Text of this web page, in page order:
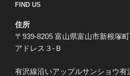
FIND US
住所
〒939-8205 富山県富山市新根塚
アドレス３-Ｂ
有沢線沿いアップルサンショウ